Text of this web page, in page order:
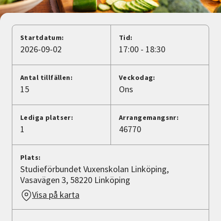
Nyheter
Avdelningar
Lyssna
Startdatum:
2026-09-02
Tid:
17:00 - 18:30
Antal tillfällen:
15
Veckodag:
Ons
Lediga platser:
1
Arrangemangsnr:
46770
Plats:
Studieförbundet Vuxenskolan Linköping,
Vasavägen 3, 58220 Linköping
Visa på karta